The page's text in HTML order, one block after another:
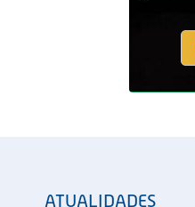
ATUALIDADES